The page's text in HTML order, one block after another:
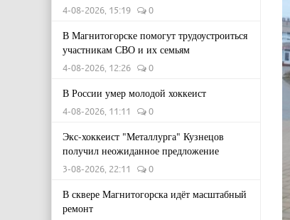
4-08-2026, 15:19 0
В Магнитогорске помогут трудоустроиться
участникам СВО и их семьям
4-08-2026, 12:26 0
В России умер молодой хоккеист
4-08-2026, 11:11 0
Экс-хоккеист "Металлурга" Кузнецов
получил неожиданное предложение
3-08-2026, 22:11 0
В сквере Магнитогорска идёт масштабный
ремонт